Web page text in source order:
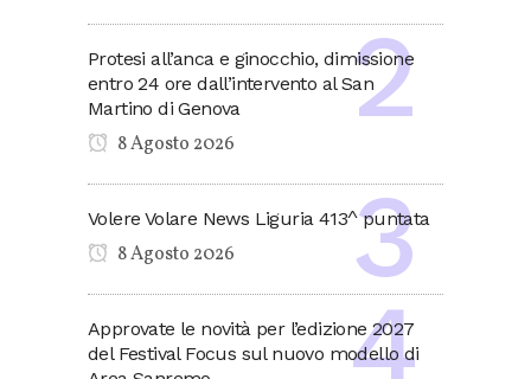
Protesi all’anca e ginocchio, dimissione
entro 24 ore dall’intervento al San
Martino di Genova
8 Agosto 2026
Volere Volare News Liguria 413^ puntata
8 Agosto 2026
Approvate le novità per l’edizione 2027
del Festival Focus sul nuovo modello di